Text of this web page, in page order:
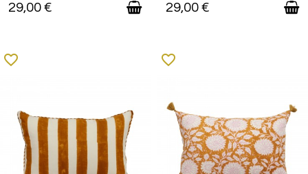
29,00 € 29,00 €
favorite_border favorite_border